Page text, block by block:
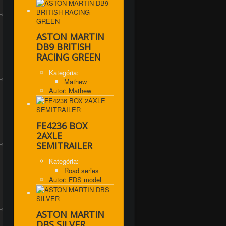
ASTON MARTIN
DB9 BRITISH
RACING GREEN
Kategória:
Mathew
Autor: Mathew
FE4236 BOX
2AXLE
SEMITRAILER
Kategória:
Road series
Autor: FDS model
ASTON MARTIN